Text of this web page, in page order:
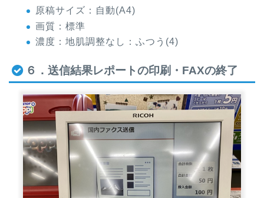
原稿サイズ：自動(A4)
画質：標準
濃度：地肌調整なし：ふつう(4)
６．送信結果レポートの印刷・FAXの終了